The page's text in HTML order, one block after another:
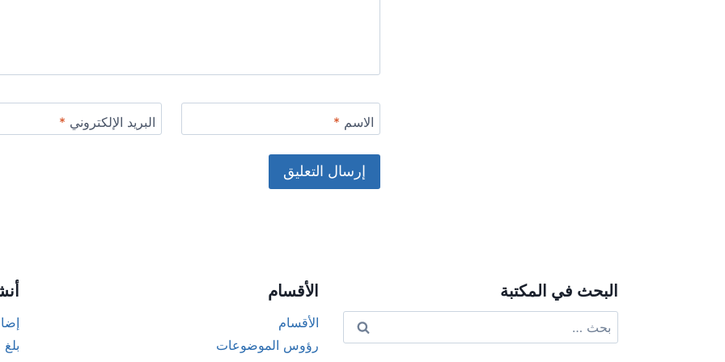
الاسم * البريد الإلكتروني *
البحث في المكتبة
عن:
الأقسام
الأقسام
رؤوس الموضوعات